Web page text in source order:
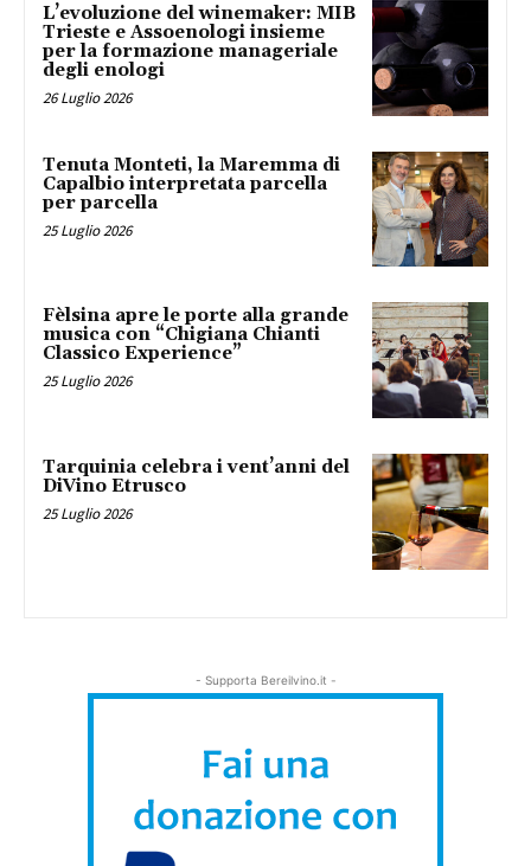
L’evoluzione del winemaker: MIB
Trieste e Assoenologi insieme
per la formazione manageriale
degli enologi
26 Luglio 2026
Tenuta Monteti, la Maremma di
Capalbio interpretata parcella
per parcella
25 Luglio 2026
Fèlsina apre le porte alla grande
musica con “Chigiana Chianti
Classico Experience”
25 Luglio 2026
Tarquinia celebra i vent’anni del
DiVino Etrusco
25 Luglio 2026
- Supporta Bereilvino.it -